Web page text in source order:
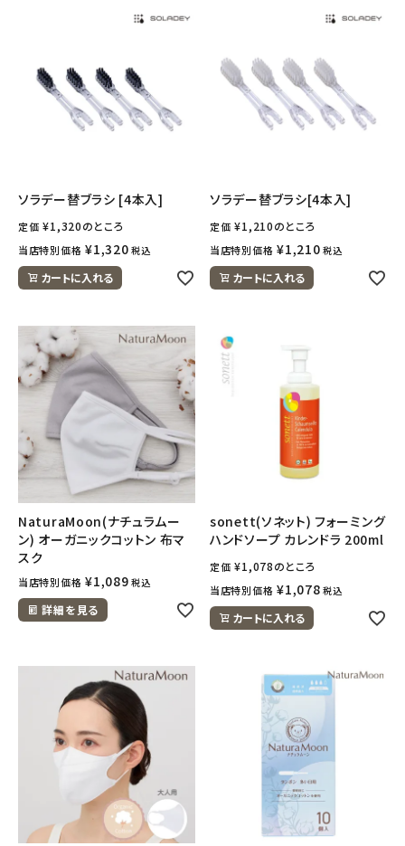
ソラデー替ブラシ [4本入]
定価 ¥1,320のところ
当店特別価格 ¥1,320 税込
カートに入れる
ソラデー替ブラシ[4本入]
定価 ¥1,210のところ
当店特別価格 ¥1,210 税込
カートに入れる
NaturaMoon(ナチュラムー
ン) オーガニックコットン 布マ
スク
当店特別価格 ¥1,089 税込
詳細を見る
sonett(ソネット) フォーミング
ハンドソープ カレンドラ 200ml
定価 ¥1,078のところ
当店特別価格 ¥1,078 税込
カートに入れる